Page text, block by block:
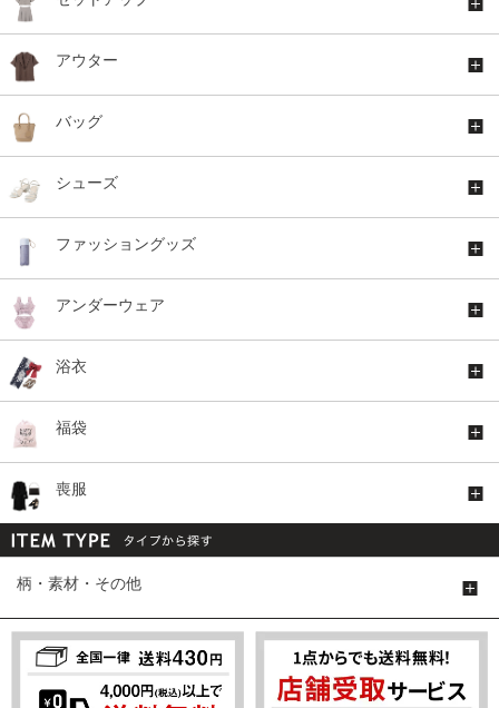
アウター
バッグ
シューズ
ファッショングッズ
アンダーウェア
浴衣
福袋
喪服
柄・素材・その他